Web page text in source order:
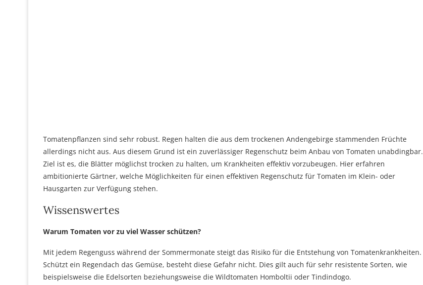
Tomatenpflanzen sind sehr robust. Regen halten die aus dem trockenen Andengebirge stammenden Früchte
allerdings nicht aus. Aus diesem Grund ist ein zuverlässiger Regenschutz beim Anbau von Tomaten unabdingbar.
Ziel ist es, die Blätter möglichst trocken zu halten, um Krankheiten effektiv vorzubeugen. Hier erfahren
ambitionierte Gärtner, welche Möglichkeiten für einen effektiven Regenschutz für Tomaten im Klein- oder
Hausgarten zur Verfügung stehen.
Wissenswertes
Warum Tomaten vor zu viel Wasser schützen?
Mit jedem Regenguss während der Sommermonate steigt das Risiko für die Entstehung von Tomatenkrankheiten.
Schützt ein Regendach das Gemüse, besteht diese Gefahr nicht. Dies gilt auch für sehr resistente Sorten, wie
beispielsweise die Edelsorten beziehungsweise die Wildtomaten Homboltii oder Tindindogo.